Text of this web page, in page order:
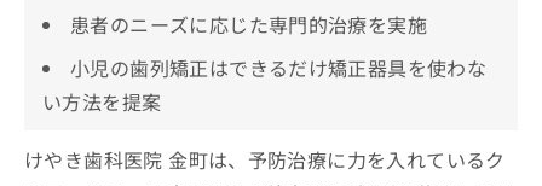
患者のニーズに応じた専門的治療を実施
小児の歯列矯正はできるだけ矯正器具を使わな
い方法を提案
けやき歯科医院 金町は、予防治療に力を入れているク